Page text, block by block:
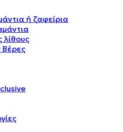
ή ζαφείρια
λίθους
Βέρες